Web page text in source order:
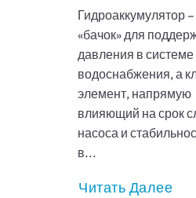
Гидроаккумулятор
«бачок» для
давления в системе
водоснабжения, а
элемент, напрямую
влияющий на срок
насоса и
в...
Читать Далее